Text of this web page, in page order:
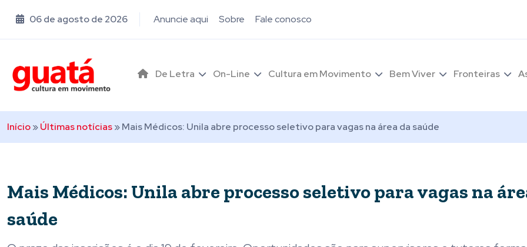
06 de agosto de 2026 Anuncie aqui Sobre Fale conosco
De Letra On-Line Cultura em Movimento Bem Viver Fronteiras
Início»Últimas notícias»Mais Médicos: Unila abre processo seletivo para vagas na área da saúde
Mais Médicos: Unila abre processo seletivo para vagas na
saúde